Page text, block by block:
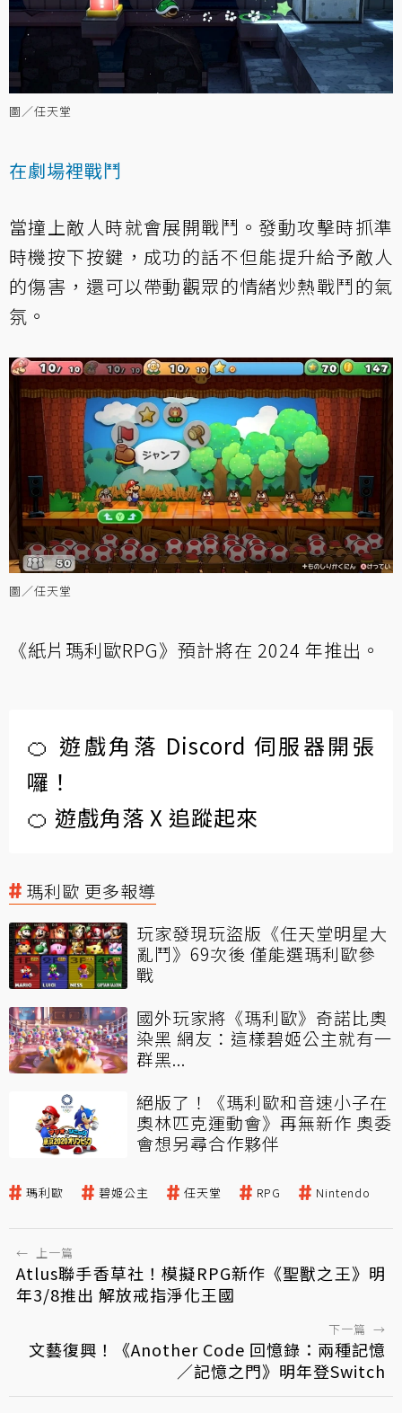
圖／任天堂
在劇場裡戰鬥
當撞上敵人時就會展開戰鬥。發動攻擊時抓準
時機按下按鍵，成功的話不但能提升給予敵人
的傷害，還可以帶動觀眾的情緒炒熱戰鬥的氣
氛。
圖／任天堂
《紙片瑪利歐RPG》預計將在 2024 年推出。
🍊 遊戲角落 Discord 伺服器開張
囉！
🍊 遊戲角落 X 追蹤起來
瑪利歐 更多報導
玩家發現玩盜版《任天堂明星大
亂鬥》69次後 僅能選瑪利歐參
戰
國外玩家將《瑪利歐》奇諾比奧
染黑 網友：這樣碧姬公主就有一
群黑...
絕版了！《瑪利歐和音速小子在
奧林匹克運動會》再無新作 奧委
會想另尋合作夥伴
瑪利歐 碧姬公主 任天堂 RPG Nintendo
← 上一篇
Atlus聯手香草社！模擬RPG新作《聖獸之王》明
年3/8推出 解放戒指淨化王國
下一篇 →
文藝復興！《Another Code 回憶錄：兩種記憶
／記憶之門》明年登Switch